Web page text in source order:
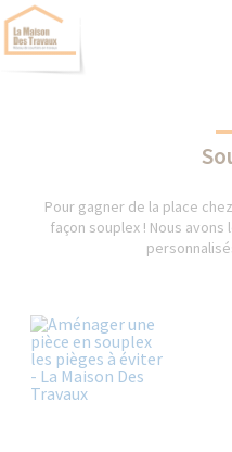
Pour gagner de la place
façon souplex ! Nous